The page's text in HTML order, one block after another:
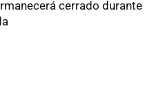
cerrado durante